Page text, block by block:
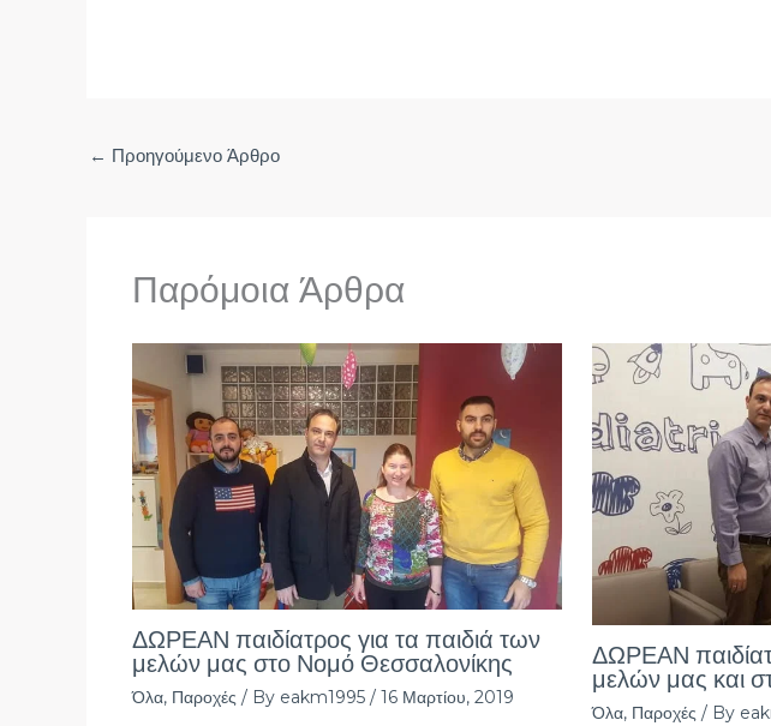
← Προηγούμενο Άρθρο
Παρόμοια Άρθρα
ΔΩΡΕΑΝ παιδίατρος για τα παιδιά των
μελών μας στο Νομό Θεσσαλονίκης
Όλα, Παροχές / By eakm1995 / 16 Μαρτίου, 2019
ΔΩΡΕΑΝ
μελών μας και
Όλα, Παροχές / By